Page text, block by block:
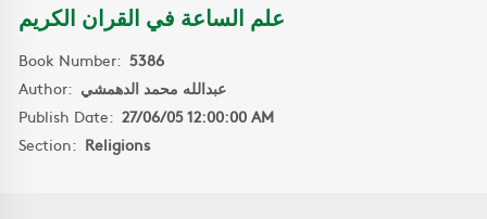
علم الساعة في القران الكريم
Book Number: 5386
Author: عبدالله محمد الدهمشي
Publish Date: 27/06/05 12:00:00 AM
Section: Religions